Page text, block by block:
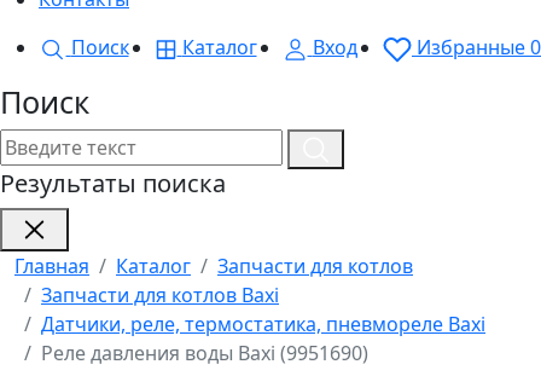
Поиск
Каталог Вход Избранные0
Поиск
Результаты поиска
Главная Каталог
Запчасти для котлов
Запчасти для котлов Baxi
Датчики, реле, термостатика, пневмореле Baxi
Реле давления воды Baxi (9951690)